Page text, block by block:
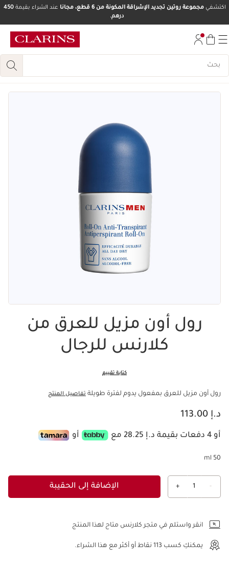
انتقل إلى أسفل الصفحة
اكتشفيمجموعة روتين تجديد الإشراقة المكونة من 6 قطع، مجانا عند الشراء بقيمة450
درهم.
رول أون مزيل للعرق من
كلارنس للرجال
كتابة تقييم
رول أون مزيل للعرق بمفعول يدوم لفترة طويلة تفاصيل المنتج
السعر الحالي هو د.إ 113.00
د.إ 113.00
أو 4 دفعات بقيمة د.إ 28.25 مع أو
50 ml
-
1
+ الإضافة إلى الحقيبة
انقر واستلم في متجر كلارنس متاح لهذا المنتج
يمكنكِ كسب 113 نقاط أو أكثر مع هذا الشراء.